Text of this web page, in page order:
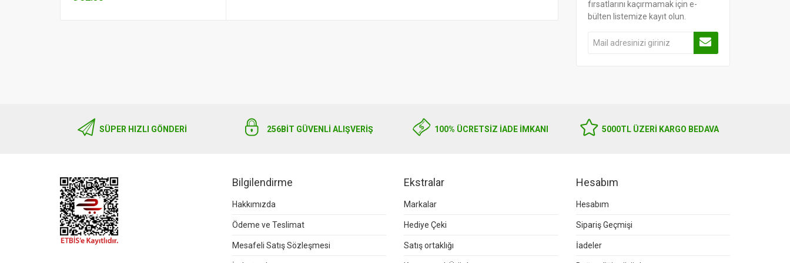
fırsatlarını kaçırmamak için e-
bülten listemize kayıt olun.
SÜPER HIZLI GÖNDERI 256BIT GÜVENLİ ALIŞVERİŞ 100% ÜCRETSİZ İADE İMKANI 5000TL ÜZERI KARGO BEDAVA
Bilgilendirme
Hakkımızda
Ödeme ve Teslimat
Mesafeli Satış Sözleşmesi
Ekstralar
Markalar
Hediye Çeki
Satış ortaklığı
Hesabım
Hesabım
Sipariş Geçmişi
İadeler